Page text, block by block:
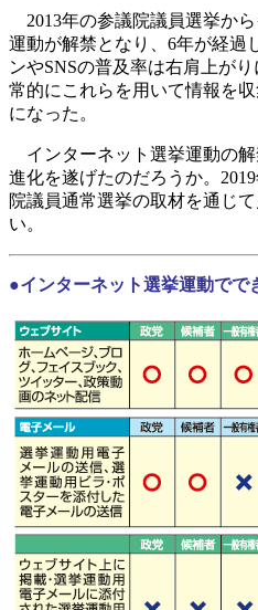
2013年の参議院議員選挙か
運動が解禁となり、6年が経過
ンやSNSの普及率は右肩上が
常的にこれらを用いて情報を
になった。
インターネット選挙運動の
進化を遂げたのだろうか。
院議員通常選挙の取材を通じ
い。
●インターネット選挙運動でで